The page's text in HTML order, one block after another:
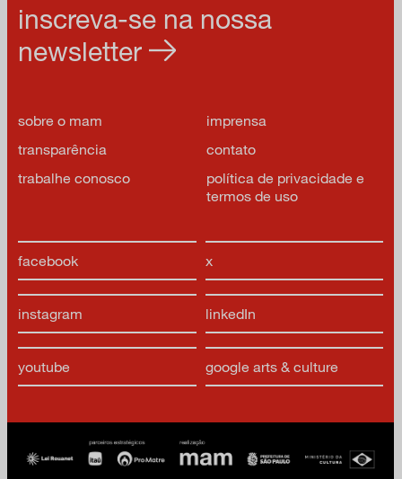
facebook x
instagram linkedIn
youtube google arts & culture
inscreva-se na nossa
newsletter
sobre o mam
imprensa
transparência
contato
trabalhe conosco
política de privacidade e
termos de uso